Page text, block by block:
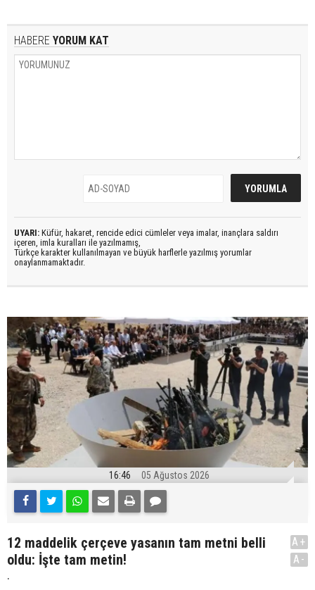
HABERE YORUM KAT
UYARI: Küfür, hakaret, rencide edici cümleler veya imalar, inançlara saldırı
içeren, imla kuralları ile yazılmamış,
Türkçe karakter kullanılmayan ve büyük harflerle yazılmış yorumlar
onaylanmamaktadır.
16:46 05 Ağustos 2026
12 maddelik çerçeve yasanın tam metni belli
oldu: İşte tam metin!
.
A+
A-